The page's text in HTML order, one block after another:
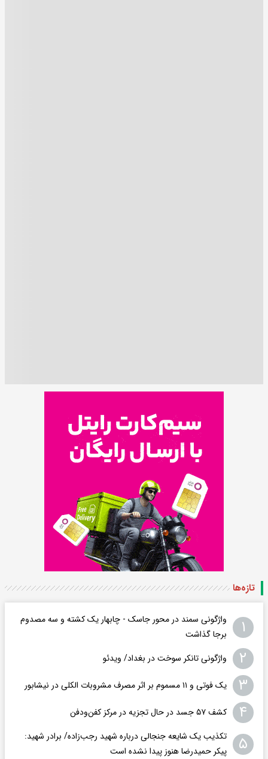
تازه‌ها
۱
واژگونی سمند در محور جاسک - چابهار یک کشته و سه مصدوم
برجا گذاشت
۲ واژگونی تانکر سوخت در بغداد/ ویدئو
۳ یک فوتی و ۱۱ مسموم بر اثر مصرف مشروبات الکلی در نیشابور
۴ کشف ۵۷ جسد در حال تجزیه در مرکز کفن‌ودفن
۵
تکذیب یک شایعه جنجالی درباره شهید رجب‌زاده/ برادر شهید:
پیکر حمیدرضا هنوز پیدا نشده است